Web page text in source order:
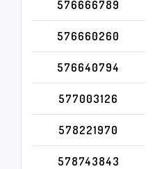
576666789
576660260
576640794
577003126
578221970
578743843